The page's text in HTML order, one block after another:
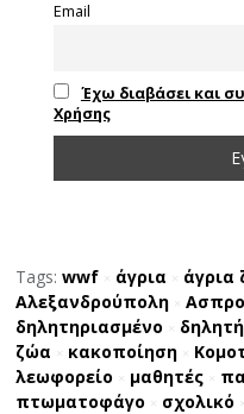
Email
Έχω διαβάσει και
Χρήσης
Tags:wwf άγρια άγρια
Αλεξανδρούπολη
δηλητηριασμένο
ζώα κακοποίηση
λεωφορείο μαθητές
πτωματοφάγο σχολικό